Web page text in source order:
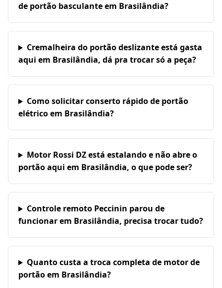
de portão basculante em Brasilândia?
Cremalheira do portão deslizante está gasta
aqui em Brasilândia, dá pra trocar só a peça?
Como solicitar conserto rápido de portão
elétrico em Brasilândia?
Motor Rossi DZ está estalando e não abre o
portão aqui em Brasilândia, o que pode ser?
Controle remoto Peccinin parou de
funcionar em Brasilândia, precisa trocar tudo?
Quanto custa a troca completa de motor de
portão em Brasilândia?